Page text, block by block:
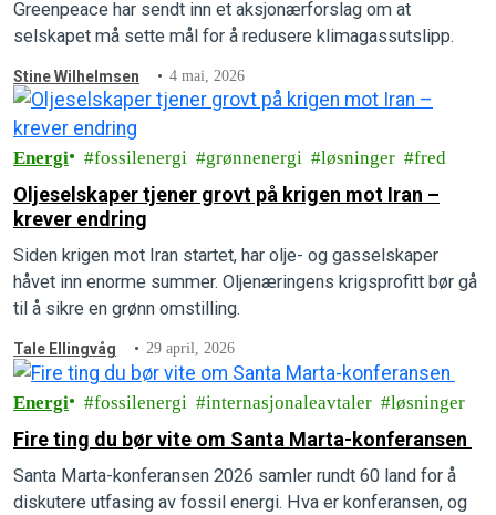
Greenpeace har sendt inn et aksjonærforslag om at
selskapet må sette mål for å redusere klimagassutslipp.
Stine Wilhelmsen 4 mai, 2026
Energi fossilenergi grønnenergi løsninger fred
Oljeselskaper tjener grovt på krigen mot Iran –
krever endring
Siden krigen mot Iran startet, har olje- og gasselskaper
håvet inn enorme summer. Oljenæringens krigsprofitt bør gå
til å sikre en grønn omstilling.
Tale Ellingvåg 29 april, 2026
Energi fossilenergi internasjonaleavtaler løsninger
Fire ting du bør vite om Santa Marta-konferansen
Santa Marta-konferansen 2026 samler rundt 60 land for å
diskutere utfasing av fossil energi. Hva er konferansen, og